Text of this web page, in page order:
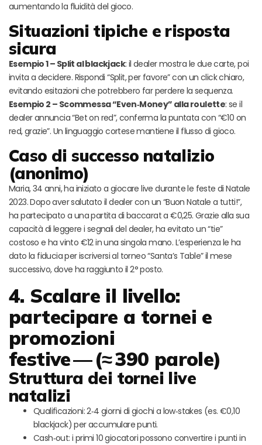
aumentando la fluidità del gioco.
Situazioni tipiche e risposta
sicura
Esempio 1 – Split al blackjack: il dealer mostra le due carte, poi
invita a decidere. Rispondi “Split, per favore” con un click chiaro,
evitando esitazioni che potrebbero far perdere la sequenza.
Esempio 2 – Scommessa “Even‑Money” alla roulette: se il
dealer annuncia “Bet on red”, conferma la puntata con “€10 on
red, grazie”. Un linguaggio cortese mantiene il flusso di gioco.
Caso di successo natalizio
(anonimo)
Maria, 34 anni, ha iniziato a giocare live durante le feste di Natale
2023. Dopo aver salutato il dealer con un “Buon Natale a tutti!”,
ha partecipato a una partita di baccarat a €0,25. Grazie alla sua
capacità di leggere i segnali del dealer, ha evitato un “tie”
costoso e ha vinto €12 in una singola mano. L’esperienza le ha
dato la fiducia per iscriversi al torneo “Santa’s Table” il mese
successivo, dove ha raggiunto il 2° posto.
4. Scalare il livello:
partecipare a tornei e
promozioni
festive — (≈ 390 parole)
Struttura dei tornei live
natalizi
Qualificazioni: 2‑4 giorni di giochi a low‑stakes (es. €0,10
blackjack) per accumulare punti.
Cash‑out: i primi 10 giocatori possono convertire i punti in